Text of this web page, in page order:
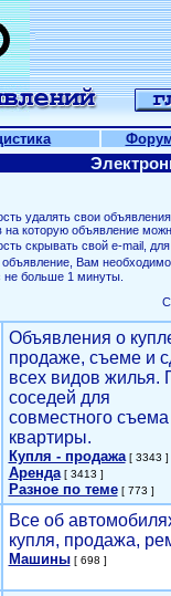
удалять свои
на которую объявление
скрывать свой е-mail,
объявление, Вам
не больше 1 минуты.
Объявления о
продаже, съеме и
всех видов жилья.
соседей для
совместного съема
квартиры.
Купля - продажа[ 3343 ]
Аренда[ 3413 ]
Разное по теме[ 773 ]
Все об
купля, продажа,
Машины[ 698 ]